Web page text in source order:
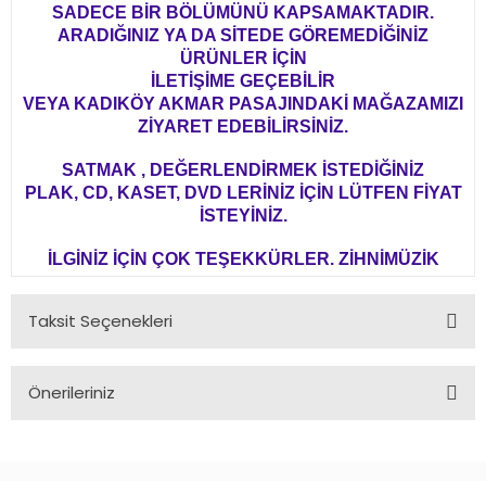
SADECE BİR BÖLÜMÜNÜ KAPSAMAKTADIR.
ARADIĞINIZ YA DA SİTEDE GÖREMEDİĞİNİZ
ÜRÜNLER İÇİN
İLETİŞİME GEÇEBİLİR
VEYA KADIKÖY AKMAR PASAJINDAKİ MAĞAZAMIZI
ZİYARET EDEBİLİRSİNİZ.
SATMAK , DEĞERLENDİRMEK İSTEDİĞİNİZ
PLAK, CD, KASET, DVD LERİNİZ İÇİN LÜTFEN FİYAT
İSTEYİNİZ.
İLGİNİZ İÇİN ÇOK TEŞEKKÜRLER. ZİHNİMÜZİK
Taksit Seçenekleri
Önerileriniz